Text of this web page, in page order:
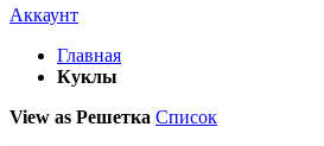
Аккаунт
Главная
Куклы
View as Решетка Список